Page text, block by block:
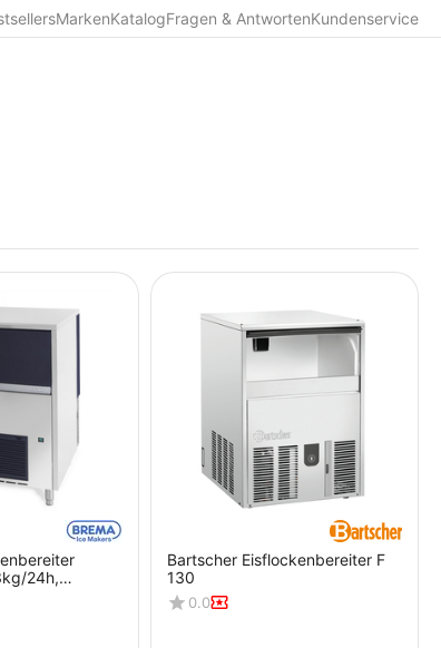
MarkenKatalogFragen & AntwortenKundenservice
24h,
x 690 x 1030
Bartscher Eisflockenbereiter F
130
0.0